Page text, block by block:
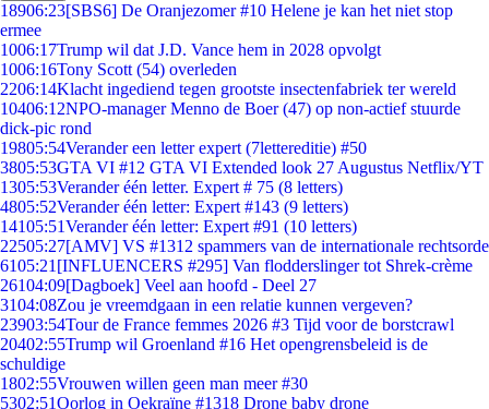
18906:23[SBS6] De Oranjezomer #10 Helene je kan het niet stop
ermee
1006:17Trump wil dat J.D. Vance hem in 2028 opvolgt
1006:16Tony Scott (54) overleden
2206:14Klacht ingediend tegen grootste insectenfabriek ter wereld
10406:12NPO-manager Menno de Boer (47) op non-actief stuurde
dick-pic rond
19805:54Verander een letter expert (7lettereditie) #50
3805:53GTA VI #12 GTA VI Extended look 27 Augustus Netflix/YT
1305:53Verander één letter. Expert # 75 (8 letters)
4805:52Verander één letter: Expert #143 (9 letters)
14105:51Verander één letter: Expert #91 (10 letters)
22505:27[AMV] VS #1312 spammers van de internationale rechtsorde
6105:21 [INFLUENCERS #295] Van flodderslinger tot Shrek-crème
26104:09[Dagboek] Veel aan hoofd - Deel 27
3104:08Zou je vreemdgaan in een relatie kunnen vergeven?
23903:54Tour de France femmes 2026 #3 Tijd voor de borstcrawl
20402:55Trump wil Groenland #16 Het opengrensbeleid is de
schuldige
1802:55Vrouwen willen geen man meer #30
5302:51Oorlog in Oekraïne #1318 Drone baby drone